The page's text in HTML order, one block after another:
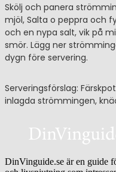
Skölj och panera
mjöl, Salta o peppra och
och en nypa salt, vik på
smör. Lägg ner
dygn före servering.
Serveringsförslag:
inlagda strömmingen,
DinVinguide.se är en guide